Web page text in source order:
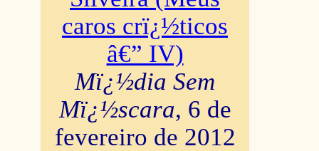
caros crï¿½ticos
â€” IV)
Mï¿½dia Sem
Mï¿½scara, 6 de
fevereiro de 2012